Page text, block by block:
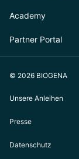
Academy
Partner Portal
© 2026 BIOGENA
Unsere Anleihen
Presse
Datenschutz